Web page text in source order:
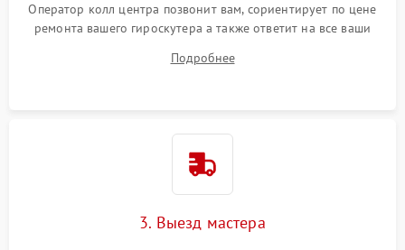
Оператор колл центра позвонит вам, сориентирует по цене
ремонта вашего гироскутера а также ответит на все ваши
Подробнее
3. Выезд мастера